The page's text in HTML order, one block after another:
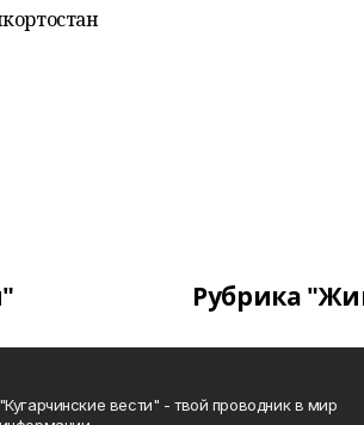
Рубрика
"Кугарчинские вести" - твой проводник в мир